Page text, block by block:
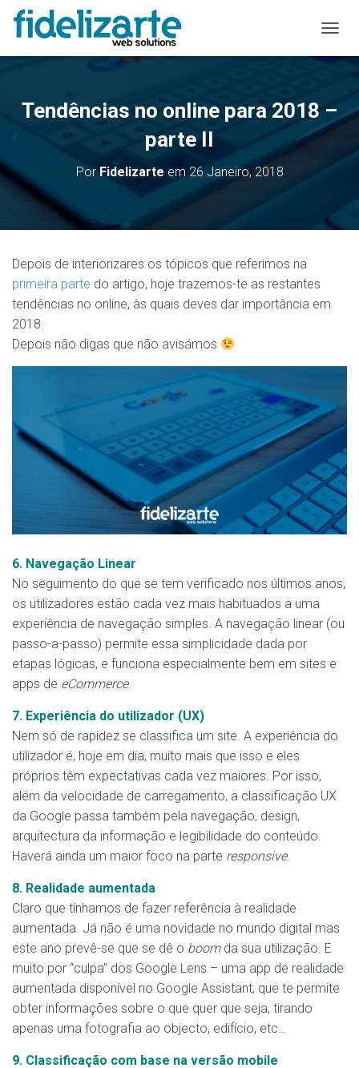
L
E
Tendências no online para 2018 –
parte II
PorFidelizarte em26 Janeiro, 2018
Depois de interiorizares os tópicos que referimos na
primeira parte do artigo, hoje trazemos-te as restantes
tendências no online, às quais deves dar importância em
2018.
Depois não digas que não avisámos
6. Navegação Linear
No seguimento do que se tem verificado nos últimos anos,
os utilizadores estão cada vez mais habituados a uma
experiência de navegação simples. A navegação linear (ou
passo-a-passo) permite essa simplicidade dada por
etapas lógicas, e funciona especialmente bem em sites e
apps de eCommerce.
7. Experiência do utilizador (UX)
Nem só de rapidez se classifica um site. A experiência do
utilizador é, hoje em dia, muito mais que isso e eles
próprios têm expectativas cada vez maiores. Por isso,
além da velocidade de carregamento, a classificação UX
da Google passa também pela navegação, design,
arquitectura da informação e legibilidade do conteúdo.
Haverá ainda um maior foco na parte responsive.
8. Realidade aumentada
Claro que tínhamos de fazer referência à realidade
aumentada. Já não é uma novidade no mundo digital mas
este ano prevê-se que se dê o boomda sua utilização. E
muito por “culpa” dos Google Lens – uma app de realidade
aumentada disponível no Google Assistant, que te permite
obter informações sobre o que quer que seja, tirando
apenas uma fotografia ao objecto, edifício, etc…
9. Classificação com base na versão mobile